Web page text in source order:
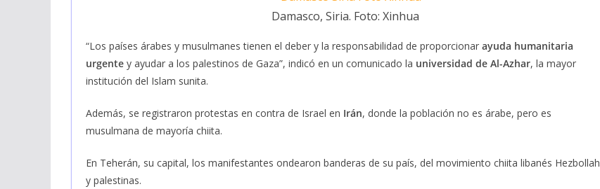
Damasco, Siria. Foto: Xinhua
“Los países árabes y musulmanes tienen el deber y la responsabilidad de proporcionar ayuda humanitaria
urgente y ayudar a los palestinos de Gaza”, indicó en un comunicado la universidad de Al-Azhar, la mayor
institución del Islam sunita.
Además, se registraron protestas en contra de Israel en Irán, donde la población no es árabe, pero es
musulmana de mayoría chiita.
En Teherán, su capital, los manifestantes ondearon banderas de su país, del movimiento chiita libanés Hezbollah
y palestinas.